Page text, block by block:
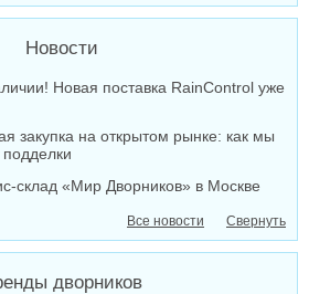
Новости
Новая поставка RainControl уже
закупка на открытом рынке: как мы
склад «Мир Дворников» в Москве
Свернуть
Все новости
дворников